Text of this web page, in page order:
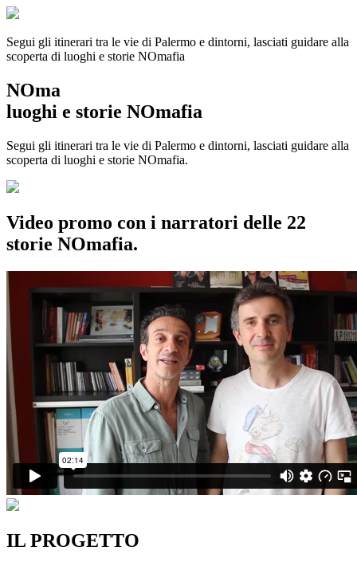
Segui gli itinerari tra le vie di Palermo e dintorni, lasciati guidare alla
scoperta di luoghi e storie NOmafia
NOma
luoghi e storie NOmafia
Segui gli itinerari tra le vie di Palermo e dintorni, lasciati guidare alla
scoperta di luoghi e storie NOmafia.
Video promo con i narratori delle 22
storie NOmafia.
IL PROGETTO